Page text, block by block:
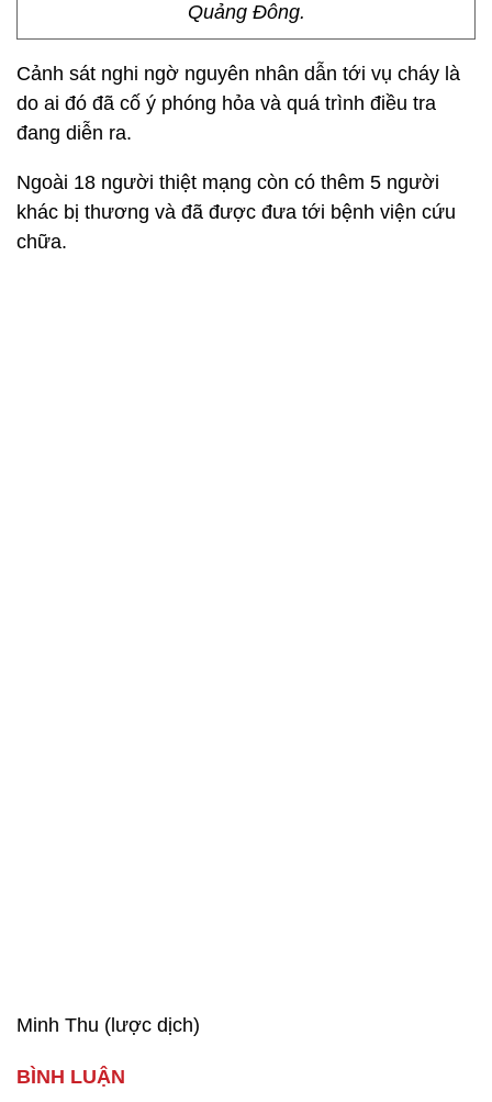
Quảng Đông.
Cảnh sát nghi ngờ nguyên nhân dẫn tới vụ cháy là
do ai đó đã cố ý phóng hỏa và quá trình điều tra
đang diễn ra.
Ngoài 18 người thiệt mạng còn có thêm 5 người
khác bị thương và đã được đưa tới bệnh viện cứu
chữa.
Minh Thu (lược dịch)